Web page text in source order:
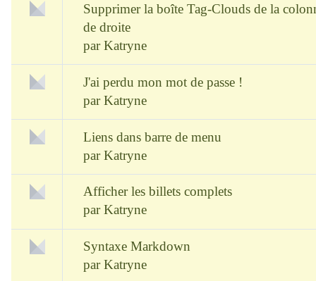
Supprimer la boîte Tag-Clouds de la
de droite
parKatryne
J'ai perdu mon mot de passe !
parKatryne
Liens dans barre de menu
parKatryne
Afficher les billets complets
parKatryne
Syntaxe Markdown
parKatryne